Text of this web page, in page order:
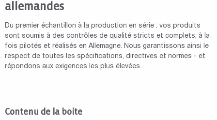
allemandes
Du premier échantillon à la production en série : vos produits
sont soumis à des contrôles de qualité stricts et complets, à la
fois pilotés et réalisés en Allemagne. Nous garantissons ainsi le
respect de toutes les spécifications, directives et normes - et
répondons aux exigences les plus élevées.
Contenu de la boite